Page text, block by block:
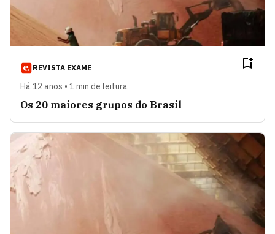
REVISTA EXAME
Há 12 anos • 1 min de leitura
Os 20 maiores grupos do Brasil